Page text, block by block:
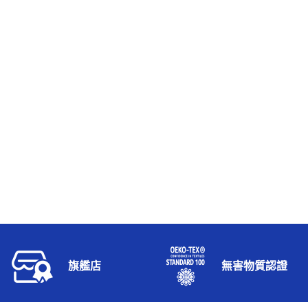
旗艦店 無害物質認證